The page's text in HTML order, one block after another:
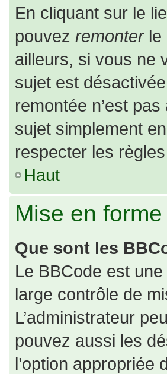
En cliquant sur le
pouvez remonterle
ailleurs, si vous ne
sujet est
remontée n’est
sujet simplement
respecter les
Haut
Mise en
Que sont les
Le BBCode est
large contrôle de
L’administrateur
pouvez aussi les
l’option